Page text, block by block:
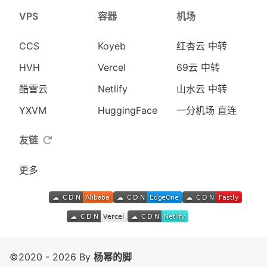
VPS
CCS
HVH
酷雪云
YXVM
容器
Koyeb
Vercel
Netlify
HuggingFace
机场
红杏云 中转
69云 中转
山水云 中转
一分机场 直连
友链
更多
©2020 - 2026 By 杨幂的脚